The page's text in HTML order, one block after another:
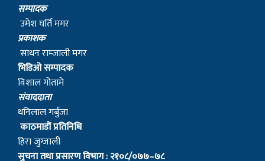
सम्पादक
उमेश घर्ति मगर
प्रकाशक
साधन राम्जाली मगर
भिडिओ सम्पादक
विशाल गोतामे
स‌ंवाददाता
धनिलाल गर्बुजा
काठमाडाैं प्रतिनिधि
हिरा जुग्जाली
सुचना तथा प्रसारण विभाग : २१०८/०७७–७८